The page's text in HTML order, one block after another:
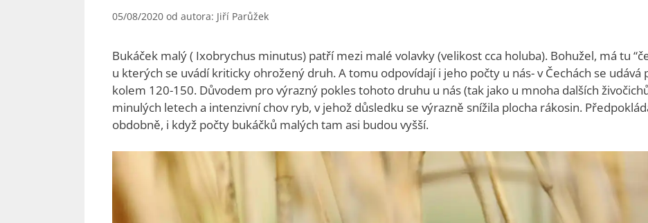
05/08/2020 od autora: Jiří Parůžek
Bukáček malý ( Ixobrychus minutus) patří mezi malé volavky (velikost cca holuba). Bohužel, má tu
u kterých se uvádí kriticky ohrožený druh. A tomu odpovídají i jeho počty u nás- v Čechách se
kolem 120-150. Důvodem pro výrazný pokles tohoto druhu u nás (tak jako u mnoha dalších
minulých letech a intenzivní chov ryb, v jehož důsledku se výrazně snížila plocha rákosin.
obdobně, i když počty bukáčků malých tam asi budou vyšší.